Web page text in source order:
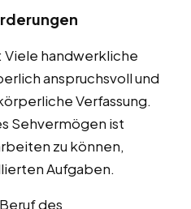
: Viele handwerkliche
anspruchsvoll und
Verfassung.
Sehvermögen ist
zu können,
Aufgaben.
des